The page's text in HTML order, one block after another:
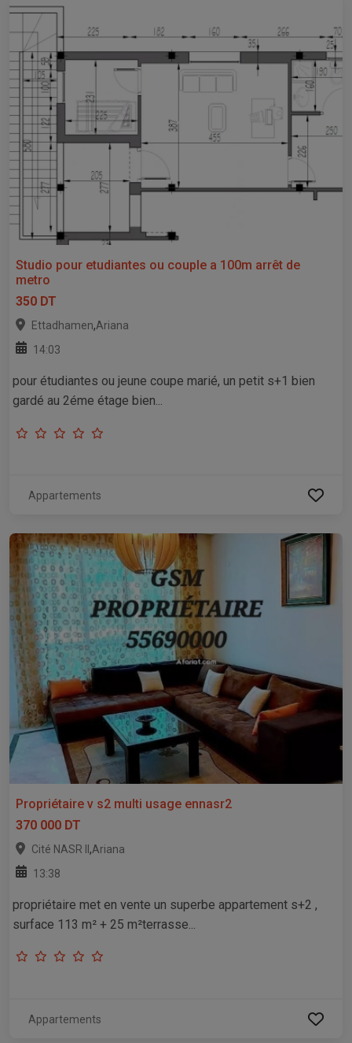
Studio pour etudiantes ou couple a 100m arrêt de
metro
350 DT
Ettadhamen,Ariana
14:03
pour étudiantes ou jeune coupe marié, un petit s+1 bien
gardé au 2éme étage bien...
Appartements
Propriétaire v s2 multi usage ennasr2
370 000 DT
Cité NASR II ,Ariana
13:38
propriétaire met en vente un superbe appartement s+2 ,
surface 113 m² + 25 m²terrasse...
Appartements